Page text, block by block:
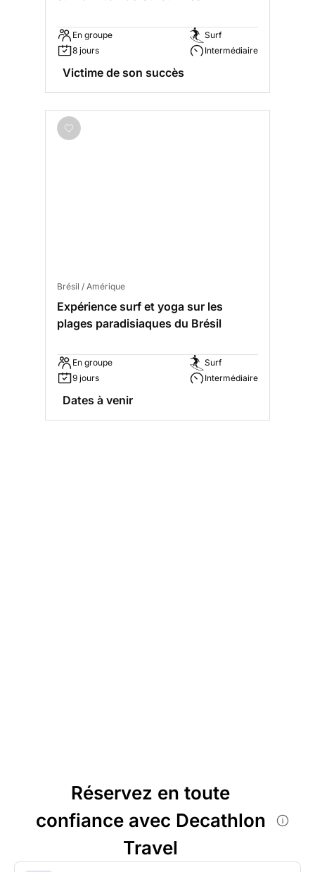
En groupe
8 jours
Surf
Intermédiaire
Victime de son succès
Brésil / Amérique
Expérience surf et yoga sur les
plages paradisiaques du Brésil
En groupe
9 jours
Surf
Intermédiaire
Dates à venir
Réservez en toute
confiance avec Decathlon
Travel